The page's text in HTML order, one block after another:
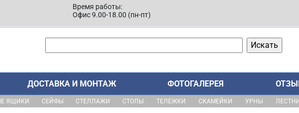
Время работы:
Офис 9.00-18.00 (пн-пт)
ДОСТАВКА И МОНТАЖ ФОТОГАЛЕРЕЯ
ЯЩИКИ СЕЙФЫ СТЕЛЛАЖИ СТОЛЫ ТЕЛЕЖКИ СКАМЕЙКИ УРНЫ